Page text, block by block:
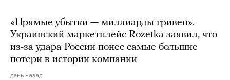
«Прямые убытки — миллиарды гривен».
Украинский маркетплейс Rozetka заявил, что
из-за удара России понес самые большие
потери в истории компании
день назад